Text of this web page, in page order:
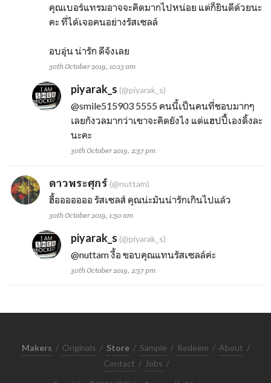
คุณเบอร์แทรมอาจจะคิดมากไปหน่อย แต่ก็ยินดีด้วยนะ
คะ ที่ได้เจอคนอย่างรัสเซลล์
อบอุ่น น่ารัก ดีจังเลย
30th October 2019, 10:13 am
piyarak_s (@piyarak_s)
@smile5159035555 คนนี้เป็นคนที่ชอบมากๆ
เลยกังวลมากว่าเขาจะคิดยังไง แต่แฮปปี้เองดิ้งละ
นะคะ
30th October 2019, 2:57 pm
ดาวพระศุกร์ (@nuttam)
ฮื้อออออออ รัสเซลส์ คุณน่ะมันน่ารักเกินไปแล้ว
30th October 2019, 1:50 am
piyarak_s (@piyarak_s)
@nuttamงื้อ ขอบคุณแทนรัสเซลล์ค่ะ
30th October 2019, 2:57 pm
Makers / Originals / Store / Sample / Redeem / About /
Contact / Jobs /